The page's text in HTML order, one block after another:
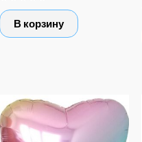
Оценка
0
5
В корзину